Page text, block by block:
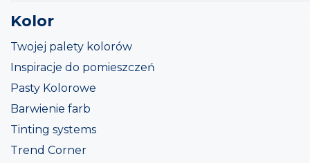
Kolor
Twojej palety kolorów
Inspiracje do pomieszczeń
Pasty Kolorowe
Barwienie farb
Tinting systems
Trend Corner